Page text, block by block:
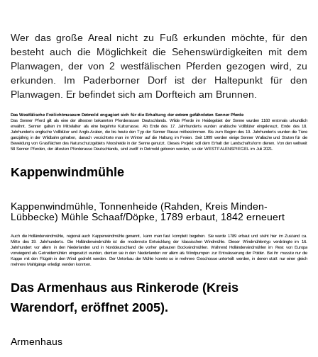
Wer das große Areal nicht zu Fuß erkunden möchte, für den
besteht auch die Möglichkeit die Sehenswürdigkeiten mit dem
Planwagen, der von 2 westfälischen Pferden gezogen wird, zu
erkunden. Im Paderborner Dorf ist der Haltepunkt für den
Planwagen. Er befindet sich am Dorfteich am Brunnen.
Das Westfälische Freilichtmuseum Detmold engagiert sich für die Erhaltung der extrem gefährdeten Senner Pferde
Das Senner Pferd gilt als eine der ältesten bekannten Pferderassen Deutschlands. Wilde Pferde im Heidegebiet der Senne wurden 1160 erstmals urkundlich
erwähnt. Senner galten im Mittelalter als eine begehrte Kulturrasse. Ab Ende des 17. Jahrhunderts wurden arabische Vollblüter eingekreuzt, Ende des 18.
Jahrhunderts englische Vollblüter und Anglo-Araber, die bis heute den Typ der Senner Rasse mitbestimmen. Bis zum Beginn des 19. Jahrhunderts wurden die Tiere
ganzjährig in der Wildbahn gehalten, danach verzichtete man im Winter auf die Haltung im Freien. Seit 1999 werden einige Senner Wallache und Stuten für die
Beweidung von Grasflächen des Naturschutzgebiets Moosheide in der Senne genutzt. Dieses Projekt soll dem Erhalt der Landschaftsform dienen. Von den weltweit
58 Senner Pferden, der ältesten Pferderasse Deutschlands, sind zwölf in Detmold geboren worden, so der WESTFALENSPIEGEL im Juli 2021.
Kappenwindmühle
Kappenwindmühle, Tonnenheide (Rahden, Kreis Minden-
Lübbecke) Mühle Schaaf/Döpke, 1789 erbaut, 1842 erneuert
Auch die Holländerwindmühle, regional auch Kappenwindmühle genannt, kann man fast komplett begehen. Sie wurde 1789 erbaut und steht hier im Zustand ca.
Mitte des 19. Jahrhunderts. Die Holländerwindmühle ist die modernste Entwicklung der klassischen Windmühle. Dieser Windmühlentyp verdrängte im 16.
Jahrhundert vor allem in den Niederlanden und in Norddeutschland die vorher gebauten Bockwindmühlen. Während Holländerwindmühlen im Rest von Europa
vorwiegend als Getreidemühlen eingesetzt wurden, dienten sie in den Niederlanden vor allem als Windpumpen zur Entwässerung der Polder. Bei ihr musste nur die
Kappe mit den Flügeln in den Wind gedreht werden. Der Unterbau der Mühle konnte so in mehrere Geschosse unterteilt werden, in denen statt nur einer gleich
mehrere Mahlgänge erledigt werden konnten.
Das Armenhaus aus Rinkerode (Kreis
Warendorf, eröffnet 2005).
Armenhaus